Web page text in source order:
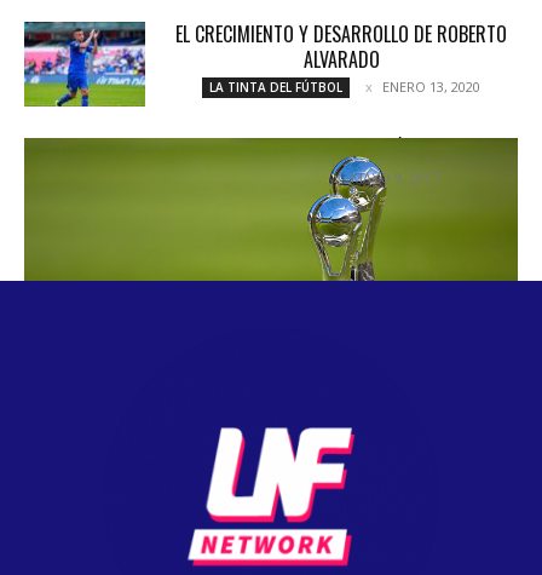
EL CRECIMIENTO Y DESARROLLO DE ROBERTO
ALVARADO
LA TINTA DEL FÚTBOL ENERO 13, 2020
SE BUSCA CAMPEÓN
MAYO 9, 2017